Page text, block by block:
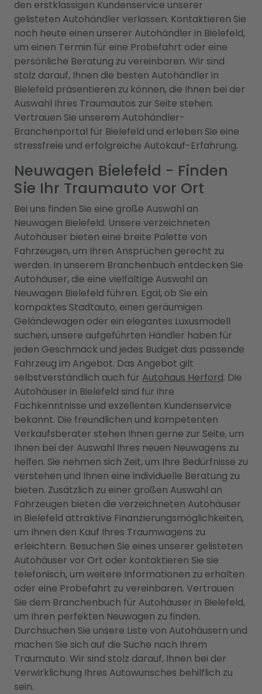
den erstklassigen Kundenservice unserer
gelisteten Autohändler verlassen. Kontaktieren Sie
noch heute einen unserer Autohändler in Bielefeld,
um einen Termin für eine Probefahrt oder eine
persönliche Beratung zu vereinbaren. Wir sind
stolz darauf, Ihnen die besten Autohändler in
Bielefeld präsentieren zu können, die Ihnen bei der
Auswahl Ihres Traumautos zur Seite stehen.
Vertrauen Sie unserem Autohändler-
Branchenportal für Bielefeld und erleben Sie eine
stressfreie und erfolgreiche Autokauf-Erfahrung.
Neuwagen Bielefeld - Finden
Sie Ihr Traumauto vor Ort
Bei uns finden Sie eine große Auswahl an
Neuwagen Bielefeld. Unsere verzeichneten
Autohäuser bieten eine breite Palette von
Fahrzeugen, um Ihren Ansprüchen gerecht zu
werden. In unserem Branchenbuch entdecken Sie
Autohäuser, die eine vielfältige Auswahl an
Neuwagen Bielefeld führen. Egal, ob Sie ein
kompaktes Stadtauto, einen geräumigen
Geländewagen oder ein elegantes Luxusmodell
suchen, unsere aufgeführten Händler haben für
jeden Geschmack und jedes Budget das passende
Fahrzeug im Angebot. Das Angebot gilt
selbstverständlich auch für Autohaus Herford. Die
Autohäuser in Bielefeld sind für ihre
Fachkenntnisse und exzellenten Kundenservice
bekannt. Die freundlichen und kompetenten
Verkaufsberater stehen Ihnen gerne zur Seite, um
Ihnen bei der Auswahl Ihres neuen Neuwagens zu
helfen. Sie nehmen sich Zeit, um Ihre Bedürfnisse zu
verstehen und Ihnen eine individuelle Beratung zu
bieten. Zusätzlich zu einer großen Auswahl an
Fahrzeugen bieten die verzeichneten Autohäuser
in Bielefeld attraktive Finanzierungsmöglichkeiten,
um Ihnen den Kauf Ihres Traumwagens zu
erleichtern. Besuchen Sie eines unserer gelisteten
Autohäuser vor Ort oder kontaktieren Sie sie
telefonisch, um weitere Informationen zu erhalten
oder eine Probefahrt zu vereinbaren. Vertrauen
Sie dem Branchenbuch für Autohäuser in Bielefeld,
um Ihren perfekten Neuwagen zu finden.
Durchsuchen Sie unsere Liste von Autohäusern und
machen Sie sich auf die Suche nach Ihrem
Traumauto. Wir sind stolz darauf, Ihnen bei der
Verwirklichung Ihres Autowunsches behilflich zu
sein.